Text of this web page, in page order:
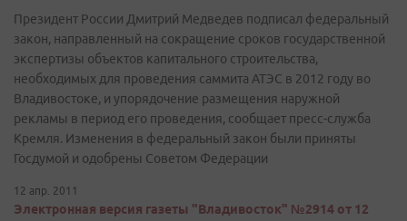
Президент России Дмитрий Медведев подписал федеральный
закон, направленный на сокращение сроков государственной
экспертизы объектов капитального строительства,
необходимых для проведения саммита АТЭС в 2012 году во
Владивостоке, и упорядочение размещения наружной
рекламы в период его проведения, сообщает пресс-служба
Кремля. Изменения в федеральный закон были приняты
Госдумой и одобрены Советом Федерации
12 апр. 2011
Электронная версия газеты "Владивосток" №2914 от 12